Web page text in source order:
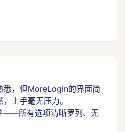
悉，但MoreLogin的界面简
上手毫无压力。
——所有选项清晰罗列、无